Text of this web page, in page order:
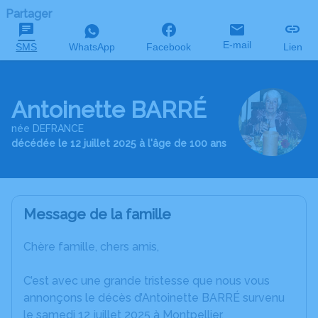
Partager
SMS WhatsApp Facebook E-mail Lien
Antoinette BARRÉ
née DEFRANCE
décédée le 12 juillet 2025 à l'âge de 100 ans
Message de la famille
Chère famille, chers amis,
C’est avec une grande tristesse que nous vous
annonçons le décès d’Antoinette BARRÉ survenu
le samedi 12 juillet 2025 à Montpellier.